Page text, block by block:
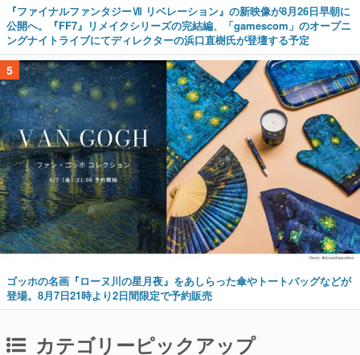
『ファイナルファンタジーⅦ リベレーション』の新映像が8月26日早朝に
公開へ。『FF7』リメイクシリーズの完結編、「gamescom」のオープニ
ングナイトライブにてディレクターの浜口直樹氏が登壇する予定
5
ゴッホの名画『ローヌ川の星月夜』をあしらった傘やトートバッグなどが
登場。8月7日21時より2日間限定で予約販売
カテゴリーピックアップ